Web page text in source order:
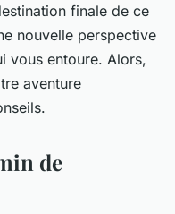
finale de ce
nouvelle perspective
vous entoure. Alors,
aventure
de